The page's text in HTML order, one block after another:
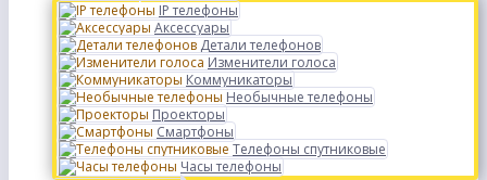
IP телефоны
Аксессуары
Детали телефонов
Изменители голоса
Коммуникаторы
Необычные телефоны
Проекторы
Смартфоны
Телефоны спутниковые
Часы телефоны